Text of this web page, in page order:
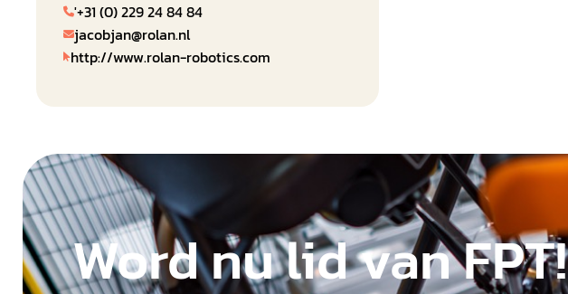
'+31 (0) 229 24 84 84
jacobjan@rolan.nl
http://www.rolan-robotics.com
Word nu lid van FPT!